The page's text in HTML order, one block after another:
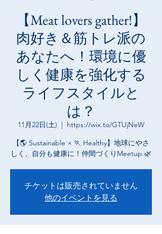
【Meat lovers gather!】
肉好き＆筋トレ派の
あなたへ！環境に優
しく健康を強化する
ライフスタイルと
は？
11月22日(土)
  |
https://wix.to/GTUjNeW
【🌎 Sustainable × 🏃 Healthy】地球にやさ
しく、自分も健康に！仲間づくりMeetup 🌿
チケットは販売されていません
他のイベントを見る